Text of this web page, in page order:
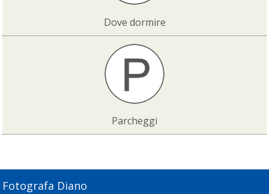
Dove dormire
Parcheggi
Fotografa Diano